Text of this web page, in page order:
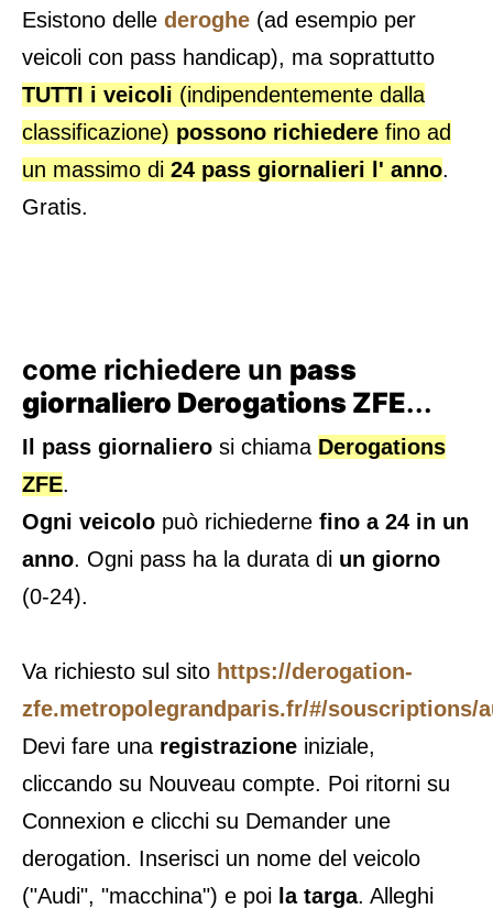
Esistono delle deroghe (ad esempio per
veicoli con pass handicap), ma soprattutto
TUTTI i veicoli (indipendentemente dalla
classificazione) possono richiedere fino ad
un massimo di 24 pass giornalieri l' anno.
Gratis.
come richiedere un pass
giornaliero Derogations ZFE...
Il pass giornaliero si chiama Derogations
ZFE.
Ogni veicolo può richiederne fino a 24 in un
anno. Ogni pass ha la durata di un giorno
(0-24).
Va richiesto sul sito https://derogation-
zfe.metropolegrandparis.fr/#/souscriptions/
Devi fare una registrazione iniziale,
cliccando su Nouveau compte. Poi ritorni su
Connexion e clicchi su Demander une
derogation. Inserisci un nome del veicolo
("Audi", "macchina") e poi la targa. Alleghi